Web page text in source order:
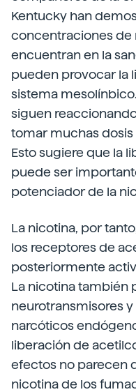
Kentucky han
concentraciones de
encuentran en la
pueden provocar la
sistema
siguen
tomar muchas
Esto sugiere que la
puede ser
potenciador de la
La nicotina, por
los receptores de
posteriormente
La nicotina también
neurotransmisores
narcóticos
liberación de
efectos no parecen
nicotina de los